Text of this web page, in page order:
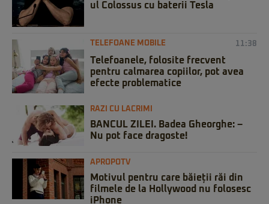
ul Colossus cu baterii Tesla
TELEFOANE MOBILE 11:38
Telefoanele, folosite frecvent
pentru calmarea copiilor, pot avea
efecte problematice
RAZI CU LACRIMI
BANCUL ZILEI. Badea Gheorghe: –
Nu pot face dragoste!
APROPOTV
Motivul pentru care băieții răi din
filmele de la Hollywood nu folosesc
iPhone